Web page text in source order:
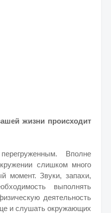
жизни происходит
Вполне
слишком много
момент. Звуки, запахи,
выполнять
деятельность
и слушать окружающих